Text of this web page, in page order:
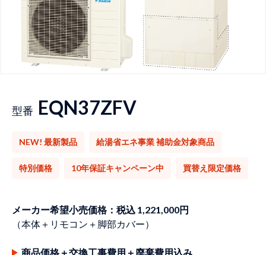
型番 EQN37ZFV
NEW! 最新製品 給湯省エネ事業 補助金対象商品
特別価格 10年保証キャンペーン中 買替え限定価格
メーカー希望小売価格：税込 1,221,000円
（本体＋リモコン＋脚部カバー）
商品価格＋交換工事費用＋廃棄費用込み